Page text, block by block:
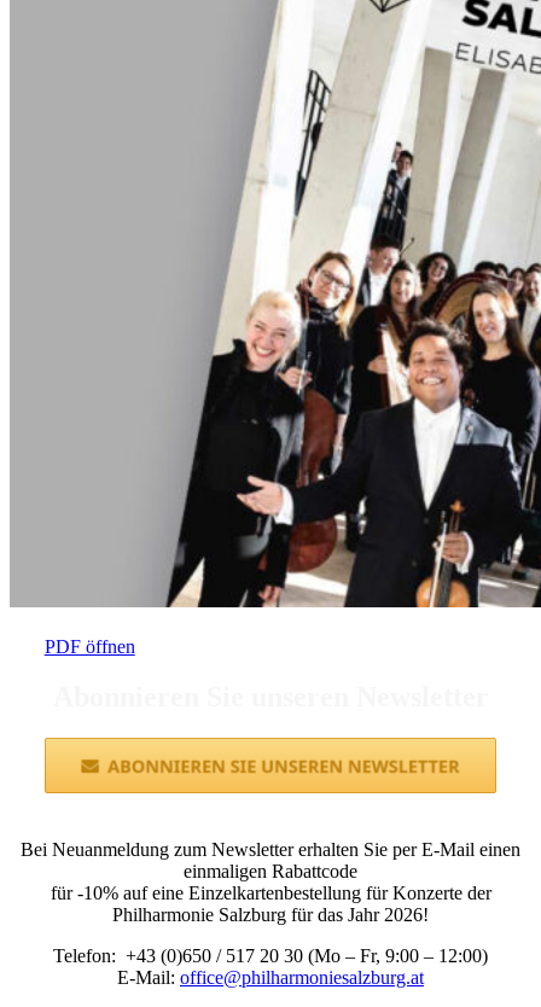
PDF öffnen
Bei Neuanmeldung zum Newsletter erhalten Sie per E-Mail einen
einmaligen Rabattcode
für -10% auf eine Einzelkartenbestellung für Konzerte der
Philharmonie Salzburg für das Jahr 2026!
Telefon: +43 (0)650 / 517 20 30 (Mo – Fr, 9:00 – 12:00)
E-Mail: office@philharmoniesalzburg.at